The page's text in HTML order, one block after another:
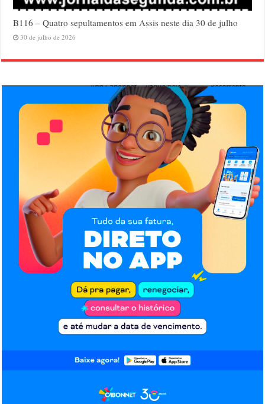
B116 – Quatro sepultamentos em Assis neste dia 30 de julho
30 de julho de 2026